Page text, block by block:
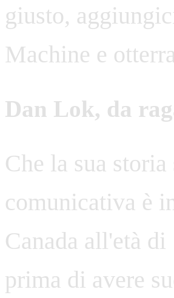
giusto,
Machine e
Dan Lok, da
Che la sua
comunicativa è
Canada all'età
prima di avere